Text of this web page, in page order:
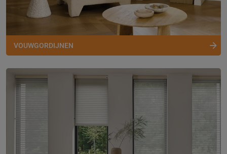
VOUWGORDIJNEN